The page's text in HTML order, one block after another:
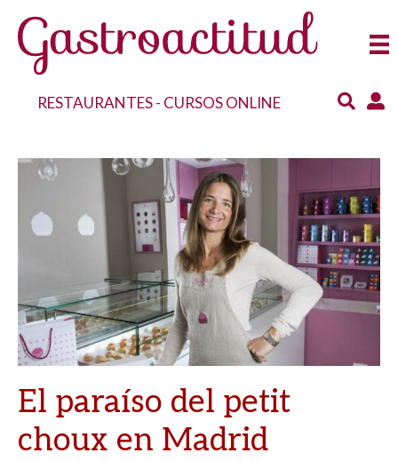
RESTAURANTES- CURSOS ONLINE
El paraíso del petit
choux en Madrid